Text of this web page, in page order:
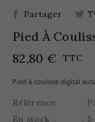
Partager
Pied À
82,80 €
TTC
Pied à coulisse digital
Référence
:
En stock
: